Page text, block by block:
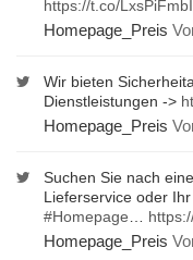
https://t.co/
Homepage_Preis
Wir bieten
Dienstleistungen ->
Homepage_Preis
Suchen Sie nach
Lieferservice oder
#Homepage
Homepage_Preis